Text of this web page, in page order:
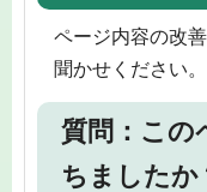
ページ内容の改
聞かせください。
質問：この
ちましたか